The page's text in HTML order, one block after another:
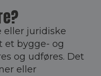
eller juridiske
et bygge- og
og udføres. Det
eller